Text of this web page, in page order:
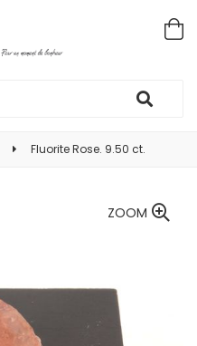
Fluorite Rose. 9.50 ct.
ZOOM